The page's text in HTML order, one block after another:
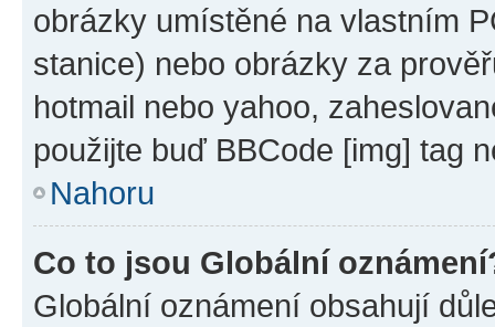
obrázky umístěné na vlastním
stanice) nebo obrázky za
hotmail nebo yahoo,
použijte buď BBCode [img] tag
Nahoru
Co to jsou Globální
Globální oznámení obsahují